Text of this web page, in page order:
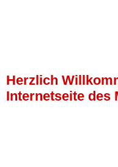
Herzlich
Internetseite des